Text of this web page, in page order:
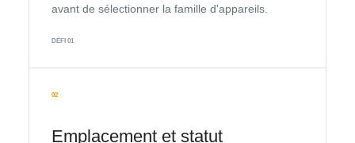
avant de sélectionner la famille d'appareils.
DÉFI 01
02
Emplacement et statut